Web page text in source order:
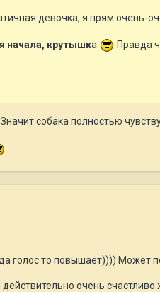
девочка, я прям очень-
начала, крутышка Правда
Значит собака полностью
голос то повышает)))) Может
очень